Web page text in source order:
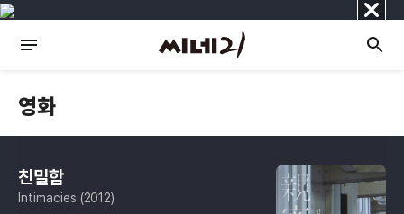
닫
기
영화
친밀함
Intimacies (2012)